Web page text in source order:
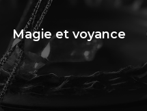
Magie et voyance